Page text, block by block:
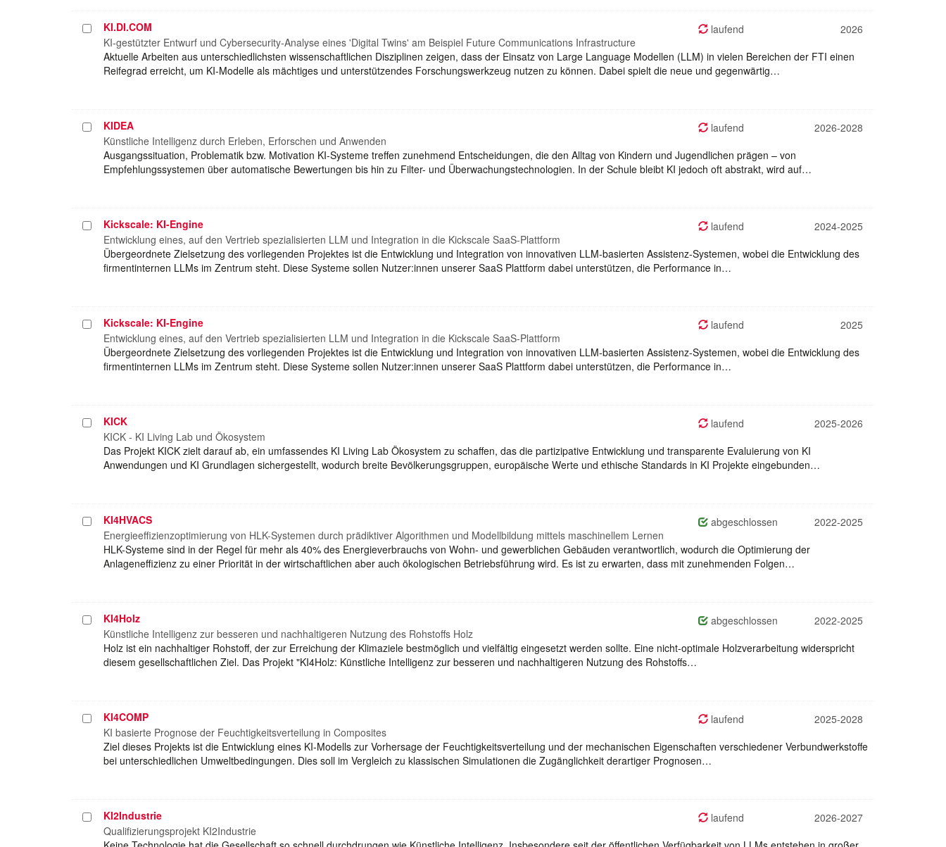
Projekt
auswählen
KI.DI.COM laufend
2026
KI-gestützter Entwurf und Cybersecurity-Analyse eines 'Digital Twins' am Beispiel Future Communications Infrastructure
Aktuelle Arbeiten aus unterschiedlichsten wissenschaftlichen Disziplinen zeigen, dass der Einsatz von Large Language Modellen (LLM) in vielen Bereichen der FTI einen
Reifegrad erreicht, um KI-Modelle als mächtiges und unterstützendes Forschungswerkzeug nutzen zu können. Dabei spielt die neue und gegenwärtig…
Projekt
auswählen
KIDEA laufend
2026-2028
Künstliche Intelligenz durch Erleben, Erforschen und Anwenden
Ausgangssituation, Problematik bzw. Motivation KI-Systeme treffen zunehmend Entscheidungen, die den Alltag von Kindern und Jugendlichen prägen – von
Empfehlungssystemen über automatische Bewertungen bis hin zu Filter- und Überwachungstechnologien. In der Schule bleibt KI jedoch oft abstrakt, wird auf…
Projekt
auswählen
Kickscale: KI-Engine laufend
2024-2025
Entwicklung eines, auf den Vertrieb spezialisierten LLM und Integration in die Kickscale SaaS-Plattform
Übergeordnete Zielsetzung des vorliegenden Projektes ist die Entwicklung und Integration von innovativen LLM-basierten Assistenz-Systemen, wobei die Entwicklung des
firmentinternen LLMs im Zentrum steht. Diese Systeme sollen Nutzer:innen unserer SaaS Plattform dabei unterstützen, die Performance in…
Projekt
auswählen
Kickscale: KI-Engine laufend
2025
Entwicklung eines, auf den Vertrieb spezialisierten LLM und Integration in die Kickscale SaaS-Plattform
Übergeordnete Zielsetzung des vorliegenden Projektes ist die Entwicklung und Integration von innovativen LLM-basierten Assistenz-Systemen, wobei die Entwicklung des
firmentinternen LLMs im Zentrum steht. Diese Systeme sollen Nutzer:innen unserer SaaS Plattform dabei unterstützen, die Performance in…
Projekt
auswählen
KICK laufend
2025-2026
KICK - KI Living Lab und Ökosystem
Das Projekt KICK zielt darauf ab, ein umfassendes KI Living Lab Ökosystem zu schaffen, das die partizipative Entwicklung und transparente Evaluierung von KI
Anwendungen und KI Grundlagen sichergestellt, wodurch breite Bevölkerungsgruppen, europäische Werte und ethische Standards in KI Projekte eingebunden…
Projekt
auswählen
KI4HVACS abgeschlossen
2022-2025
Energieeffizienzoptimierung von HLK-Systemen durch prädiktiver Algorithmen und Modellbildung mittels maschinellem Lernen
HLK-Systeme sind in der Regel für mehr als 40% des Energieverbrauchs von Wohn- und gewerblichen Gebäuden verantwortlich, wodurch die Optimierung der
Anlageneffizienz zu einer Priorität in der wirtschaftlichen aber auch ökologischen Betriebsführung wird. Es ist zu erwarten, dass mit zunehmenden Folgen…
Projekt
auswählen
KI4Holz abgeschlossen
2022-2025
Künstliche Intelligenz zur besseren und nachhaltigeren Nutzung des Rohstoffs Holz
Holz ist ein nachhaltiger Rohstoff, der zur Erreichung der Klimaziele bestmöglich und vielfältig eingesetzt werden sollte. Eine nicht-optimale Holzverarbeitung widerspricht
diesem gesellschaftlichen Ziel. Das Projekt "KI4Holz: Künstliche Intelligenz zur besseren und nachhaltigeren Nutzung des Rohstoffs…
Projekt
auswählen
KI4COMP laufend
2025-2028
KI basierte Prognose der Feuchtigkeitsverteilung in Composites
Ziel dieses Projekts ist die Entwicklung eines KI-Modells zur Vorhersage der Feuchtigkeitsverteilung und der mechanischen Eigenschaften verschiedener Verbundwerkstoffe
bei unterschiedlichen Umweltbedingungen. Dies soll im Vergleich zu klassischen Simulationen die Zugänglichkeit derartiger Prognosen…
Projekt
auswählen
KI2Industrie laufend
2026-2027
Qualifizierungsprojekt KI2Industrie